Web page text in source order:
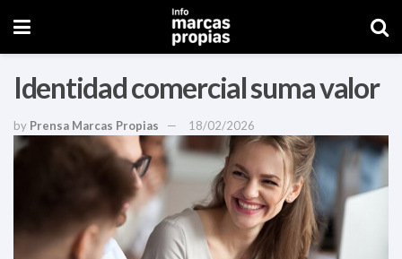
Identidad comercial suma valor
by Prensa Marcas Propias 18/02/2026